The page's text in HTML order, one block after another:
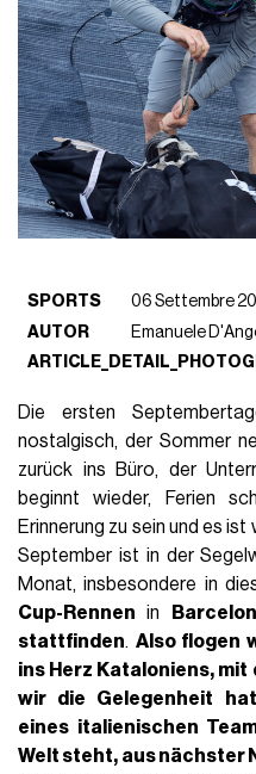
SPORTS
06 Settembre
AUTOR
Emanuele
Die ersten
nostalgisch, der Sommer
zurück ins Büro, der
beginnt wieder, Ferien
Erinnerung zu sein und es
September ist in der
Monat, insbesondere in
Cup-Rennen in
stattfinden. Also flogen
ins Herz Kataloniens, mit
wir die Gelegenheit
eines italienischen
Welt steht, aus nächster